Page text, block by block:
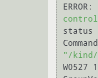
status
"/kind/